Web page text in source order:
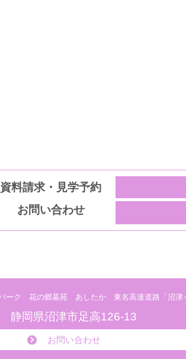
資料請求・見学予約
お問い合わせ
静岡県沼津市足高126-13
お問い合わせ